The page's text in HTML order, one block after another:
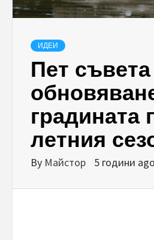
ИДЕИ
Пет съвета
градината
летния
By Майстор 5 години ago